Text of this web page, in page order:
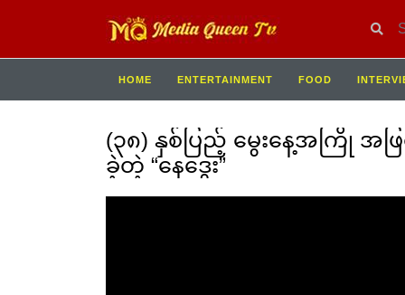
HOME ENTERTAINMENT FOOD
(၃၈) နှစ်ပြည့် မွေးနေ့အကြို အဖြ
ခဲ့တဲ့ “နေဒွေး”